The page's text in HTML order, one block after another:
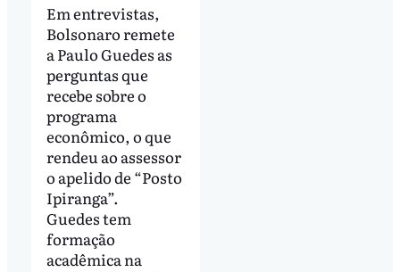
Em entrevistas,
Bolsonaro remete
a Paulo Guedes as
perguntas que
recebe sobre o
programa
econômico, o que
rendeu ao assessor
o apelido de “Posto
Ipiranga”.
Guedes tem
formação
acadêmica na